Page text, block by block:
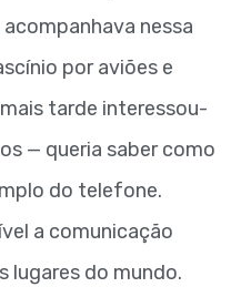
nessa
por aviões e
tarde interessou-
— queria saber como
do telefone.
a comunicação
lugares do mundo.